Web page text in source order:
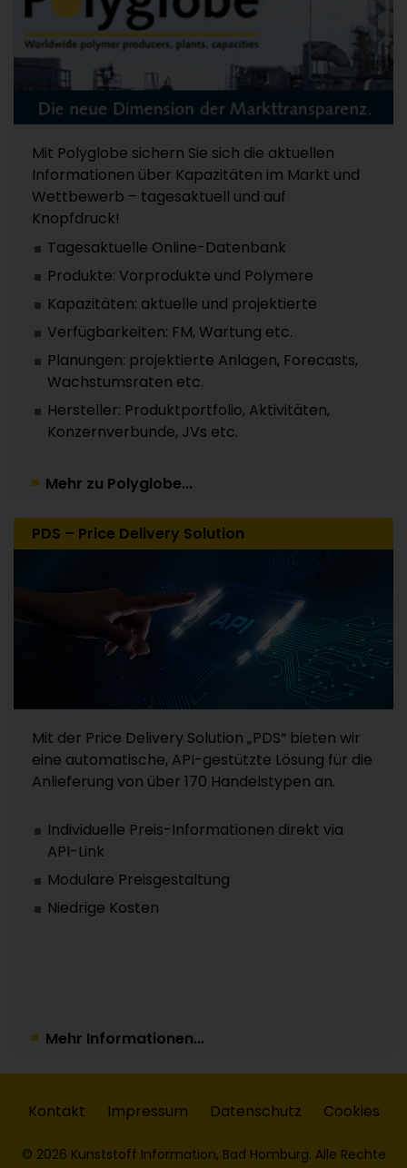
Mit Polyglobe sichern Sie sich die aktuellen
Informationen über Kapazitäten im Markt und
Wettbewerb – tagesaktuell und auf
Knopfdruck!
Tagesaktuelle Online-Datenbank
Produkte: Vorprodukte und Polymere
Kapazitäten: aktuelle und projektierte
Verfügbarkeiten: FM, Wartung etc.
Planungen: projektierte Anlagen, Forecasts,
Wachstumsraten etc.
Hersteller: Produktportfolio, Aktivitäten,
Konzernverbunde, JVs etc.
Mehr zu Polyglobe...
PDS – Price Delivery Solution
Mit der Price Delivery Solution „PDS“ bieten wir
eine automatische, API-gestützte Lösung für die
Anlieferung von über 170 Handelstypen an.
Individuelle Preis-Informationen direkt via
API-Link
Modulare Preisgestaltung
Niedrige Kosten
Mehr Informationen...
Kontakt Impressum Datenschutz Cookies
© 2026 Kunststoff Information, Bad Homburg. Alle Rechte